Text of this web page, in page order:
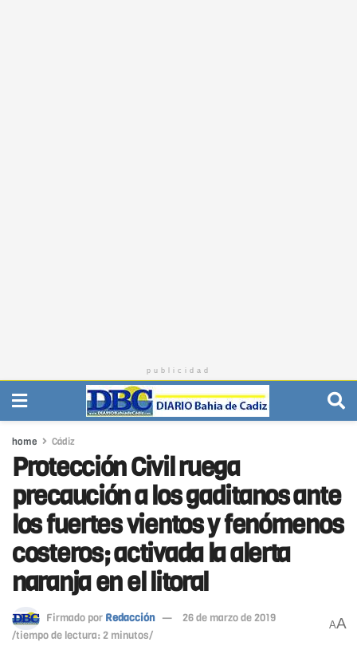
publicidad
home Cádiz
Protección Civil ruega
precaución a los gaditanos ante
los fuertes vientos y fenómenos
costeros; activada la alerta
naranja en el litoral
Firmado por Redacción
26 de marzo de 2019
/tiempo de lectura: 2 minutos/
AA